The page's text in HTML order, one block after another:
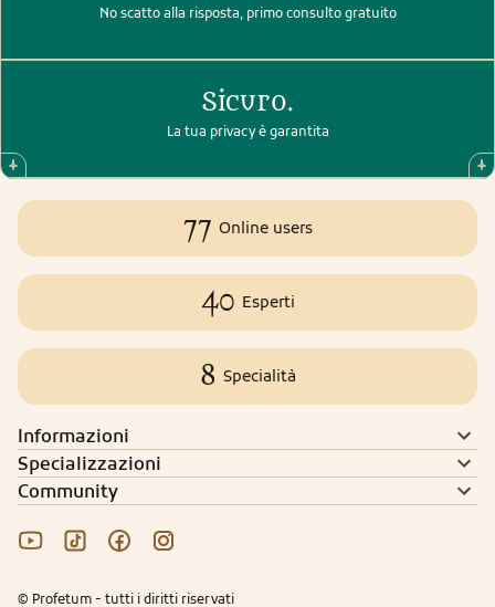
No scatto alla risposta, primo consulto gratuito
Sicuro.
La tua privacy è garantita
77 Online users
40 Esperti
8 Specialità
Informazioni
Specializzazioni
Community
© Profetum - tutti i diritti riservati